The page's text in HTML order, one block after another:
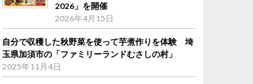
2026」を開催
2026年4月15日
自分で収穫した秋野菜を使って芋煮作りを体験 埼
玉県加須市の「ファミリーランドむさしの村」
2025年11月4日